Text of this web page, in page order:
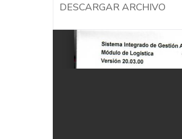
DESCARGAR ARCHIVO